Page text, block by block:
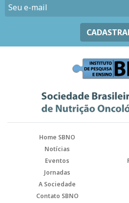
Home SBNO
Notícias
Eventos
Jornadas
A Sociedade
Contato SBNO